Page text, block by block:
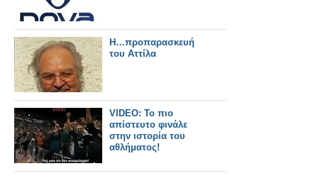
Η…προπαρασκευή
του Αττίλα
VIDEO: Το πιο
απίστευτο φινάλε
στην ιστορία του
αθλήματος!